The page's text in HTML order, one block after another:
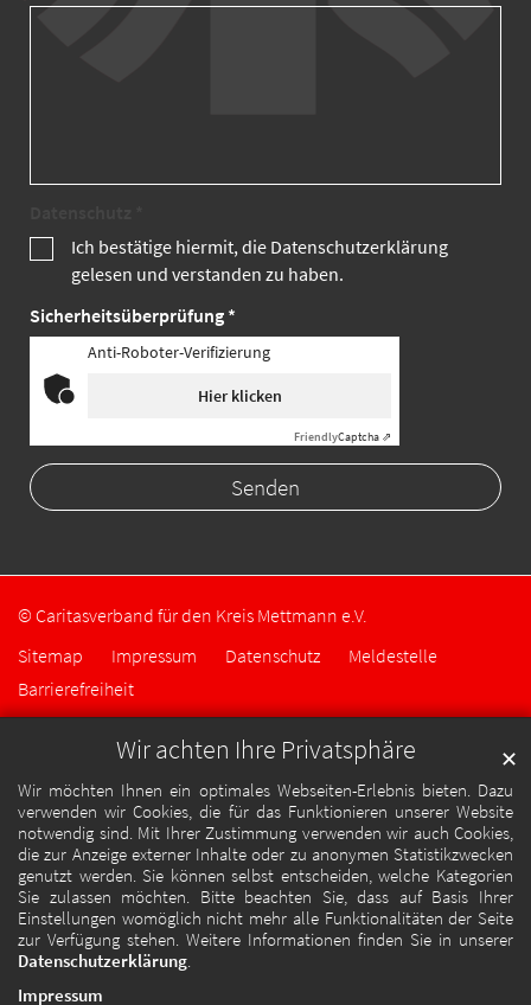
Wir achten Ihre Privatsphäre
Wir möchten Ihnen ein optimales Webseiten-Erlebnis bieten. Dazu
verwenden wir Cookies, die für das Funktionieren unserer Website
notwendig sind. Mit Ihrer Zustimmung verwenden wir auch Cookies,
die zur Anzeige externer Inhalte oder zu anonymen Statistikzwecken
genutzt werden. Sie können selbst entscheiden, welche Kategorien
Sie zulassen möchten. Bitte beachten Sie, dass auf Basis Ihrer
Einstellungen womöglich nicht mehr alle Funktionalitäten der Seite
zur Verfügung stehen. Weitere Informationen finden Sie in unserer
Datenschutzerklärung.
✕
Impressum
Ich bestätige hiermit, die Datenschutzerklärung
gelesen und verstanden zu haben.
Sicherheitsüberprüfung *
Anti-Roboter-Verifizierung
Hier klicken
FriendlyCaptcha ⇗
© Caritasverband für den Kreis Mettmann e.V.
Sitemap
Impressum Datenschutz
Meldestelle
Barrierefreiheit